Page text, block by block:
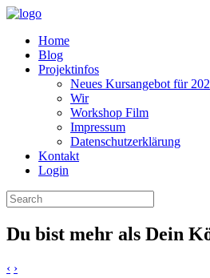
Home
Blog
Projektinfos
Neues Kursangebot für
Wir
Workshop Film
Impressum
Datenschutzerklärung
Kontakt
Login
Search
for:
Du bist mehr als Dein
‹ ›